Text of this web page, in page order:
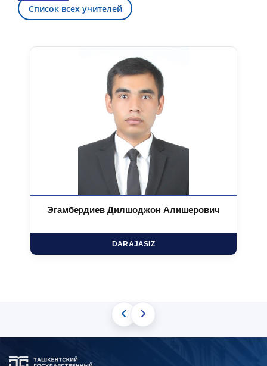
Список всех учителей
Эгамбердиев Дилшоджон Алишерович
DARAJASIZ
‹ ›